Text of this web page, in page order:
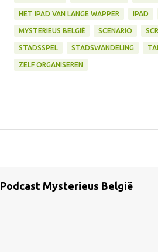
HET IPAD VAN LANGE WAPPER IPAD
MYSTERIEUS BELGIË SCENARIO
STADSSPEL STADSWANDELING
ZELF ORGANISEREN
Podcast Mysterieus België